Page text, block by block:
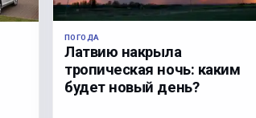
ПОГОДА
Латвию накрыла
тропическая ночь: каким
будет новый день?